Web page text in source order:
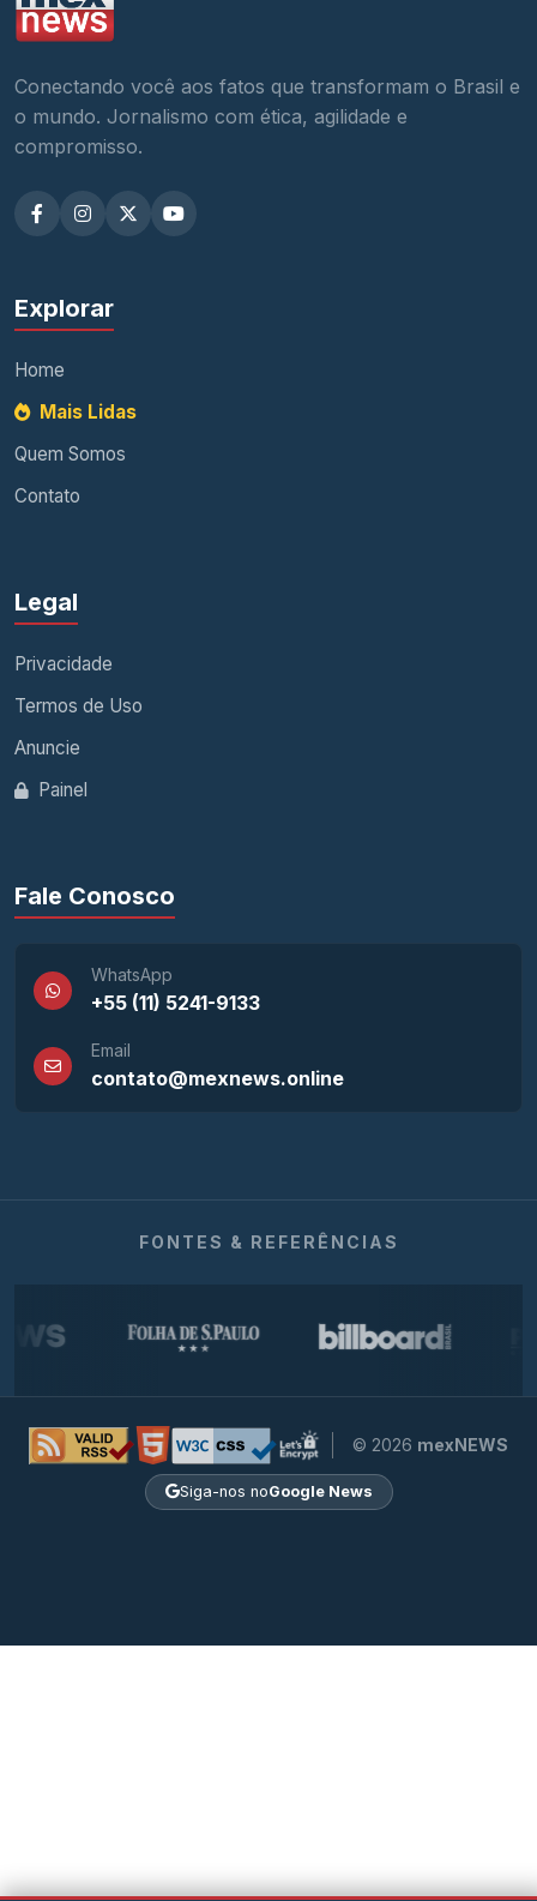
Conectando você aos fatos que transformam o Brasil e
o mundo. Jornalismo com ética, agilidade e
compromisso.
Explorar
Home
Mais Lidas
Quem Somos
Contato
Legal
Privacidade
Termos de Uso
Anuncie
Painel
Fale Conosco
WhatsApp
+55 (11) 5241-9133
Email
contato@mexnews.online
FONTES & REFERÊNCIAS
© 2026 mexNEWS
Siga-nos noGoogle News